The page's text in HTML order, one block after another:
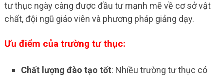
tư thục ngày càng được đầu tư mạnh mẽ về cơ sở vật
chất, đội ngũ giáo viên và phương pháp giảng dạy.
Ưu điểm của trường tư thục:
Chất lượng đào tạo tốt: Nhiều trường tư thục có